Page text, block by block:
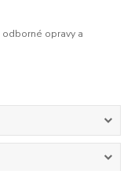
opravy a